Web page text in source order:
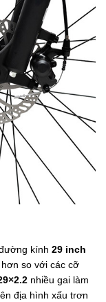
kính 29 inch
so với các cỡ
nhiều gai làm
địa hình xấu trơn